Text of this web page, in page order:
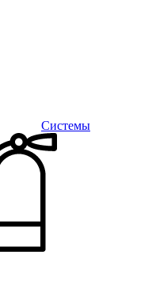
Системы